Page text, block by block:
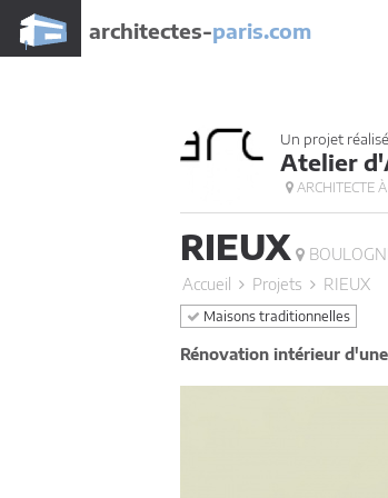
architectes-paris.com
Un projet
Atelier
ARCHITECTE
RIEUX
Accueil
Projets RIEUX
Maisons traditionnelles
Rénovation intérieur